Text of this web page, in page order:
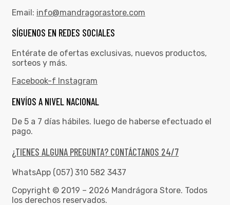
Email: info@mandragorastore.com
SÍGUENOS EN REDES SOCIALES
Entérate de ofertas exclusivas, nuevos productos,
sorteos y más.
Facebook-f Instagram
ENVÍOS A NIVEL NACIONAL
De 5 a 7 días hábiles. luego de haberse efectuado el
pago.
¿TIENES ALGUNA PREGUNTA? CONTÁCTANOS 24/7
WhatsApp (057) 310 582 3437
Copyright © 2019 – 2026 Mandrágora Store. Todos
los derechos reservados.